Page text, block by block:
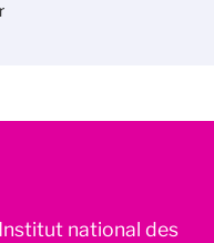
national des